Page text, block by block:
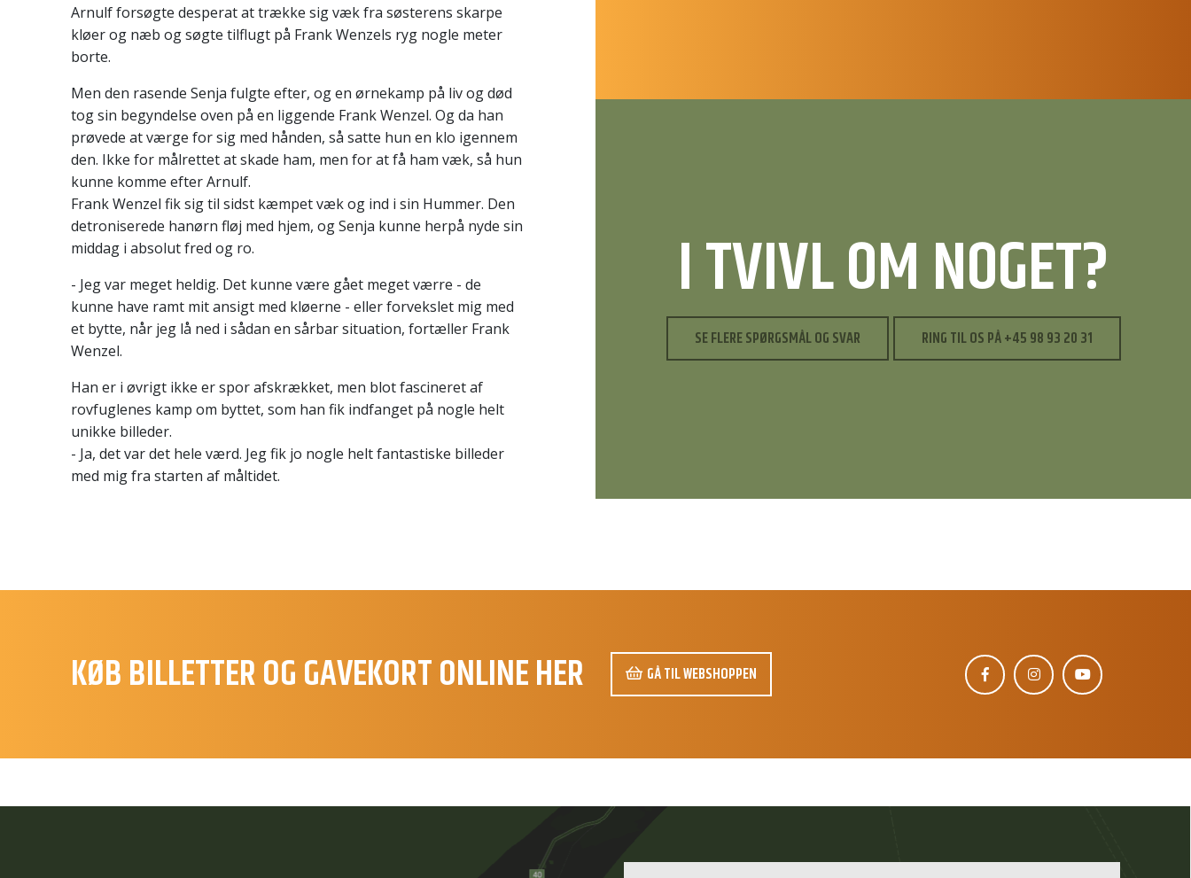
Arnulf forsøgte desperat at trække sig væk fra søsterens skarpe
kløer og næb og søgte tilflugt på Frank Wenzels ryg nogle meter
borte.
Men den rasende Senja fulgte efter, og en ørnekamp på liv og død
tog sin begyndelse oven på en liggende Frank Wenzel. Og da han
prøvede at værge for sig med hånden, så satte hun en klo igennem
den. Ikke for målrettet at skade ham, men for at få ham væk, så hun
kunne komme efter Arnulf.
Frank Wenzel fik sig til sidst kæmpet væk og ind i sin Hummer. Den
detroniserede hanørn fløj med hjem, og Senja kunne herpå nyde sin
middag i absolut fred og ro.
- Jeg var meget heldig. Det kunne være gået meget værre - de
kunne have ramt mit ansigt med kløerne - eller forvekslet mig med
et bytte, når jeg lå ned i sådan en sårbar situation, fortæller Frank
Wenzel.
Han er i øvrigt ikke er spor afskrækket, men blot fascineret af
rovfuglenes kamp om byttet, som han fik indfanget på nogle helt
unikke billeder.
- Ja, det var det hele værd. Jeg fik jo nogle helt fantastiske billeder
med mig fra starten af måltidet.
I TVIVL OM NOGET?
SE FLERE SPØRGSMÅL OG SVAR RING TIL OS PÅ +45 98 93 20 31
KØB BILLETTER OG GAVEKORT ONLINE HER GÅ TIL WEBSHOPPEN